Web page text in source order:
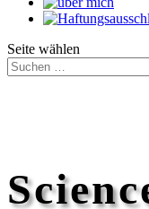
Seite wählen